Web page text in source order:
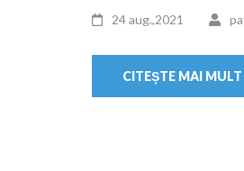
24 aug.,2021
CITEȘTE MAI MULT